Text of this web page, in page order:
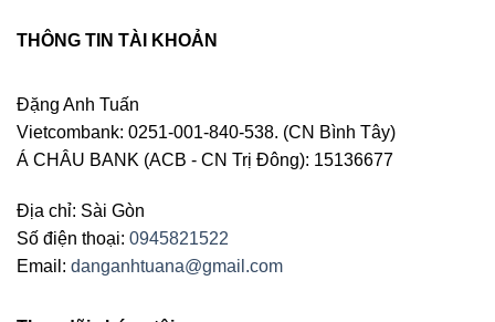
THÔNG TIN TÀI KHOẢN
Đặng Anh Tuấn
Vietcombank: 0251-001-840-538. (CN Bình Tây)
Á CHÂU BANK (ACB - CN Trị Đông): 15136677
Địa chỉ: Sài Gòn
Số điện thoại: 0945821522
Email: danganhtuana@gmail.com